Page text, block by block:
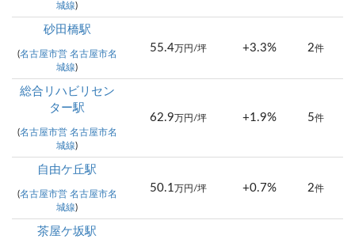
城線)
砂田橋駅
(名古屋市営 名古屋市名
城線)
55.4万円/坪 +3.3% 2件
総合リハビリセン
ター駅
(名古屋市営 名古屋市名
城線)
62.9万円/坪 +1.9% 5件
自由ケ丘駅
(名古屋市営 名古屋市名
城線)
50.1万円/坪 +0.7% 2件
茶屋ケ坂駅